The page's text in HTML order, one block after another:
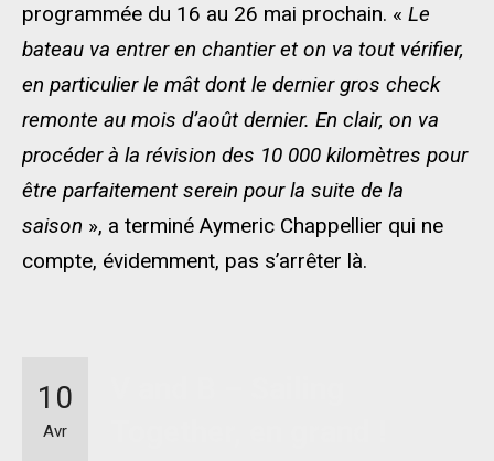
programmée du 16 au 26 mai prochain. « Le
bateau va entrer en chantier et on va tout vérifier,
en particulier le mât dont le dernier gros check
remonte au mois d’août dernier. En clair, on va
procéder à la révision des 10 000 kilomètres pour
être parfaitement serein pour la suite de la
saison », a terminé Aymeric Chappellier qui ne
compte, évidemment, pas s’arrêter là.
10
Avr